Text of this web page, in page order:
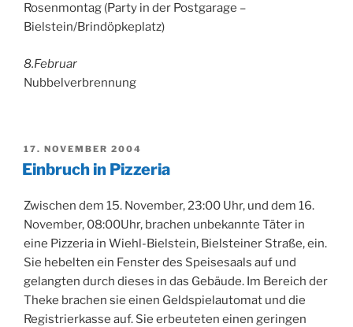
Rosenmontag (Party in der Postgarage –
Bielstein/Brindöpkeplatz)
8.Februar
Nubbelverbrennung
VERÖFFENTLICHT
AM
17. NOVEMBER 2004
Einbruch in Pizzeria
Zwischen dem 15. November, 23:00 Uhr, und dem 16.
November, 08:00Uhr, brachen unbekannte Täter in
eine Pizzeria in Wiehl-Bielstein, Bielsteiner Straße, ein.
Sie hebelten ein Fenster des Speisesaals auf und
gelangten durch dieses in das Gebäude. Im Bereich der
Theke brachen sie einen Geldspielautomat und die
Registrierkasse auf. Sie erbeuteten einen geringen